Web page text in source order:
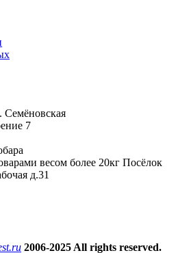
Семёновская
7
весом более 20кг Посёлок
д.31
2006-2025 All rights reserved.